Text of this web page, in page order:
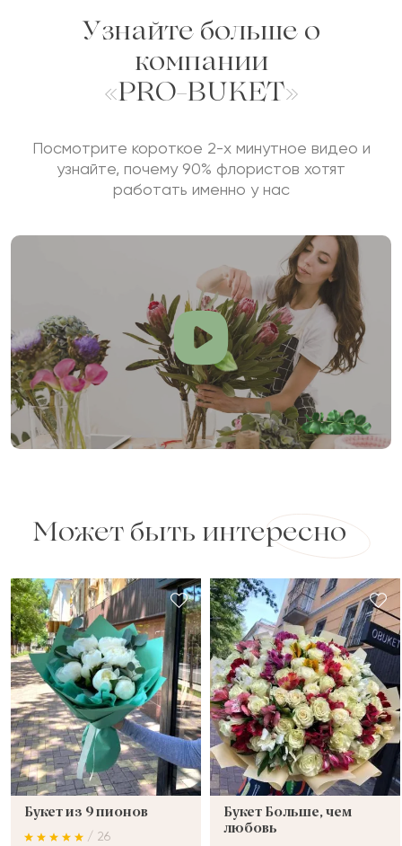
Узнайте больше о
компании
«PRO-BUKET»
Посмотрите короткое 2-х минутное видео и
узнайте, почему 90% флористов хотят
работать именно у нас
Может быть интересно
Букет из 9 пионов
/ 26
Букет Больше, чем
любовь